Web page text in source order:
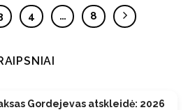
4 … 8
Gordejevas atskleidė: 2026